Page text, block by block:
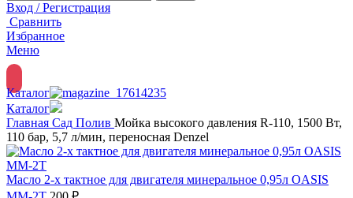
Вход / Регистрация
Сравнить
Избранное
Меню
Каталог
Каталог
Главная Сад Полив Мойка высокого давления R-110, 1500 Вт,
110 бар, 5,7 л/мин, переносная Denzel
Масло 2-х тактное для двигателя минеральное 0,95л OASIS